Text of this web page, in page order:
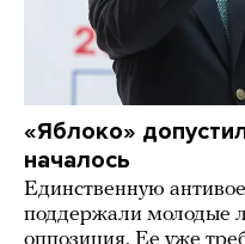
«Яблоко»
началось
Единственную
поддержали молодые